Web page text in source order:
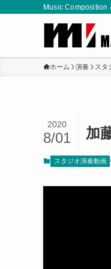
Music Composition
ホーム 演奏 スタ
加
2020
8/01
スタジオ演奏動画